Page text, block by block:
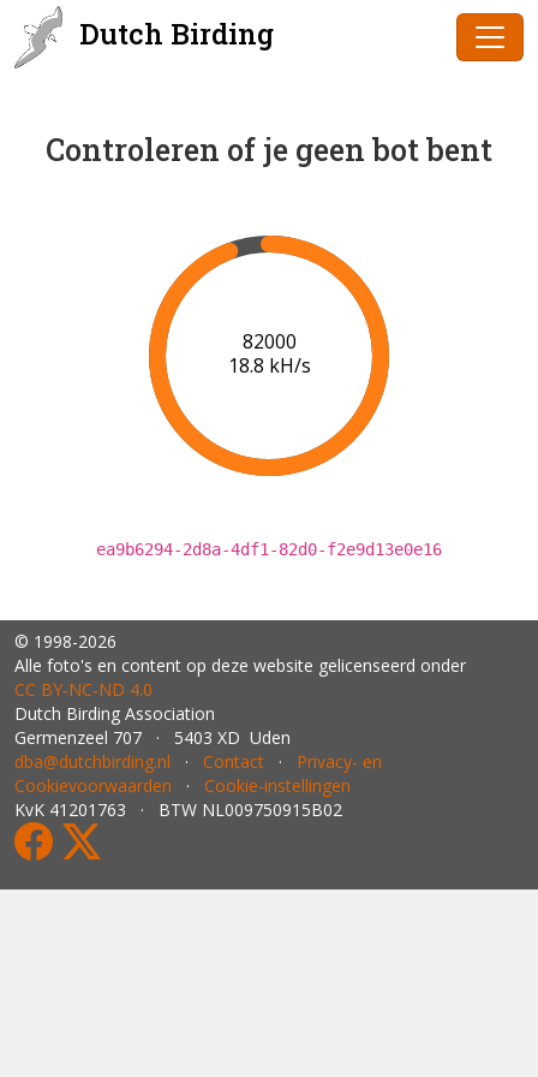
Dutch Birding
Controleren of je geen bot bent
83000
18.8 kH/s
ea9b6294-2d8a-4df1-82d0-f2e9d13e0e16
© 1998-2026
Alle foto's en content op deze website gelicenseerd onder
CC BY‑NC‑ND 4.0
Dutch Birding Association
Germenzeel 707 · 5403 XD Uden
dba@dutchbirding.nl · Contact · Privacy- en
Cookievoorwaarden · Cookie-instellingen
KvK 41201763 · BTW NL009750915B02